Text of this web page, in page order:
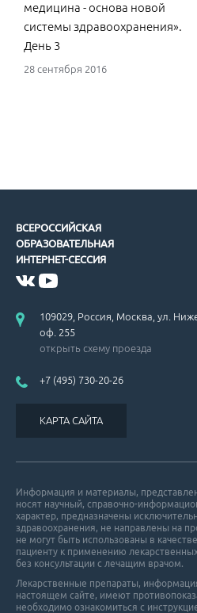
медицина - основа новой
системы здравоохранения».
День 3
28 сентября 2016
ВСЕРОССИЙСКАЯ
ОБРАЗОВАТЕЛЬНАЯ
ИНТЕРНЕТ-СЕССИЯ
109029, Россия, Москва, ул.
оф. 255
открыть схему проезда
+7 (495) 730-20-26
КАРТА САЙТА
Информация и материалы,
носят научный, справочно-
характер, предназначены
здравоохранения, не направлены на
не могут быть использованы в
пациенту к применению
без консультации с лечащим врачом.
Лекарственные препараты,
настоящем сайте, имеют
необходимо ознакомиться с